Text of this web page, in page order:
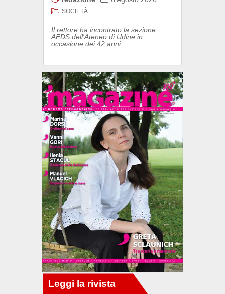
SOCIETÀ
Il rettore ha incontrato la sezione
AFDS dell'Ateneo di Udine in
occasione dei 42 anni...